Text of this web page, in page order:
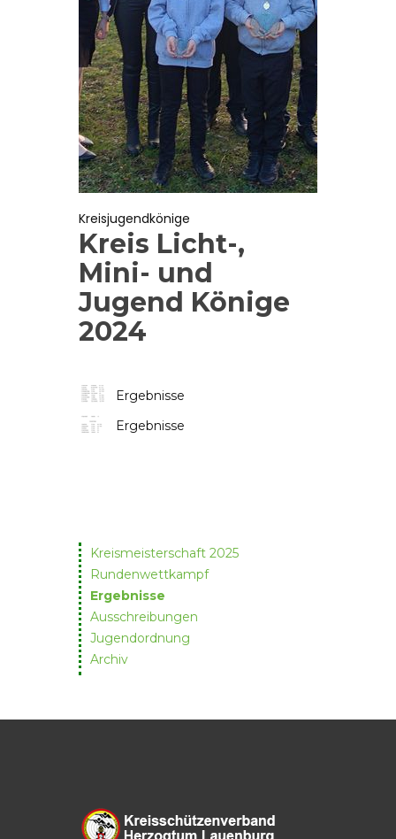
Kreisjugendkönige
Kreis Licht-,
Mini- und
Jugend Könige
2024
Ergebnisse
Ergebnisse
Kreismeisterschaft 2025
Rundenwettkampf
Ergebnisse
Ausschreibungen
Jugendordnung
Archiv